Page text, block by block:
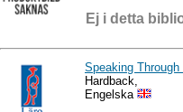
Ej i detta
Speaking
Hardback,
Engelska